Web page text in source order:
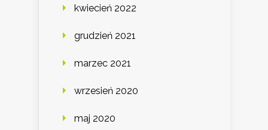
kwiecień 2022
grudzień 2021
marzec 2021
wrzesień 2020
maj 2020